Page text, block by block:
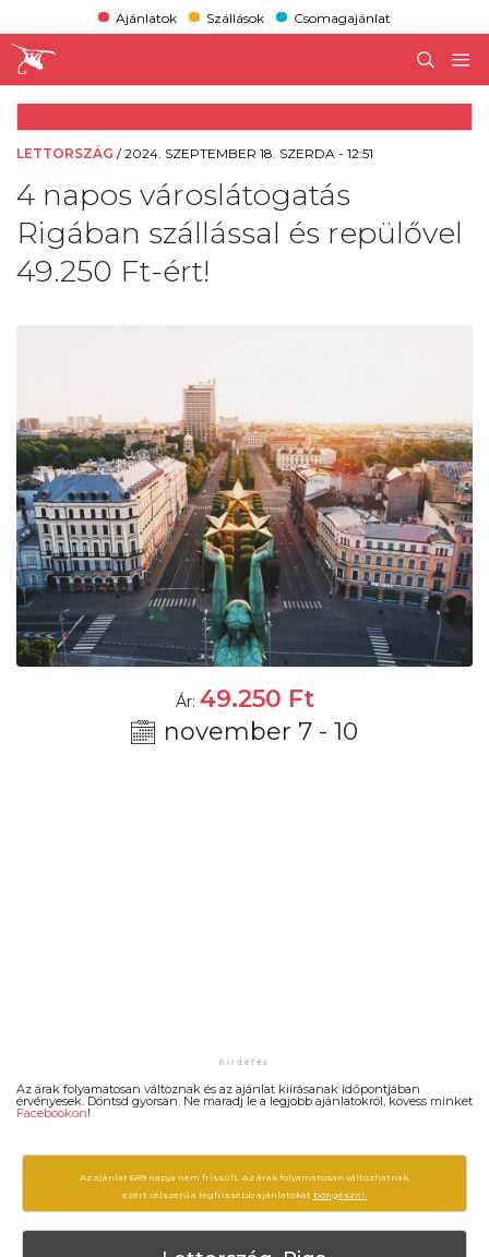
Ajánlatok Szállások Csomagajánlat
LETTORSZÁG /2024. SZEPTEMBER 18. SZERDA - 12:51
4 napos városlátogatás
Rigában szállással és repülővel
49.250 Ft-ért!
Ár: 49.250 Ft
november 7 - 10
Az árak folyamatosan változnak és az ajánlat kiírásanak időpontjában
érvényesek. Döntsd gyorsan. Ne maradj le a legjobb ajánlatokról, kövess minket
Facebookon!
Az ajánlat 689 napja nem frissült. Az árak folyamatosan változhatnak,
ezért célszerű a legfrissebb ajánlatokat böngészni.